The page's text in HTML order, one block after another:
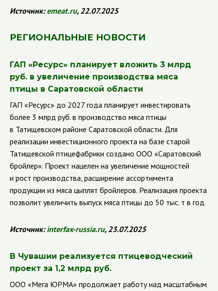
Источник:emeat.ru, 22.07.2025
РЕГИОНАЛЬНЫЕ НОВОСТИ
ГАП «Ресурс» планирует вложить 3 млрд
руб. в увеличение производства мяса
птицы в Саратовской области
ГАП «Ресурс» до 2027 года планирует инвестировать
более 3 млрд руб. в производство мяса птицы
в Татищевском районе Саратовской области. Для
реализации инвестиционного проекта на базе старой
Татищевской птицефабрики создано ООО «Саратовский
бройлер». Проект нацелен на увеличение мощностей
и рост производства, расширение ассортимента
продукции из мяса цыплят бройлеров. Реализация проекта
позволит увеличить выпуск мяса птицы до 50 тыс. т в год.
Источник:interfax-russia.ru, 23.07.2025
В Чувашии реализуется птицеводческий
проект за 1,2 млрд руб.
ООО «Мега ЮРМА» продолжает работу над масштабным